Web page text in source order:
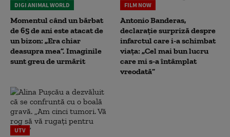
DIGI ANIMAL WORLD
Momentul când un bărbat
de 65 de ani este atacat de
un bizon: „Era chiar
deasupra mea”. Imaginile
sunt greu de urmărit
FILM NOW
Antonio Banderas,
declarație surpriză despre
infarctul care i-a schimbat
viața: „Cel mai bun lucru
care mi s-a întâmplat
vreodată”
UTV